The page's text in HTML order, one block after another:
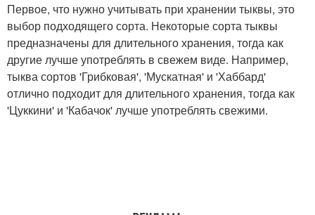
Первое, что нужно учитывать при хранении тыквы, это
выбор подходящего сорта. Некоторые сорта тыквы
предназначены для длительного хранения, тогда как
другие лучше употреблять в свежем виде. Например,
тыква сортов 'Грибковая', 'Мускатная' и 'Хаббард'
отлично подходит для длительного хранения, тогда как
'Цуккини' и 'Кабачок' лучше употреблять свежими.